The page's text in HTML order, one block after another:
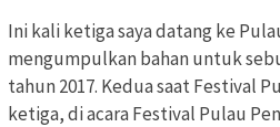
Ini kali ketiga saya datang ke
mengumpulkan bahan untuk
tahun 2017. Kedua saat Festival
ketiga, di acara Festival Pulau